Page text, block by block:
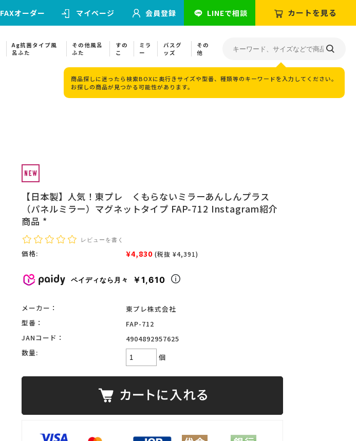
FAXオーダー マイページ 会員登録 LINEで相談 カートを見る
Ag抗菌タイプ風
呂ふた
その他風呂
ふた
すの
こ
ミラ
ー
バスグ
ッズ
その
他
商品探しに迷ったら検索BOXに奥行きサイズや型番、種類等のキーワードを入力してください。
お探しの商品が見つかる可能性があります。
【日本製】人気！東プレ くもらないミラーあんしんプラス
（パネルミラー）マグネットタイプ FAP-712 Instagram紹介
商品 *
レビューを書く
価格: ¥4,830 (税抜 ¥4,391)
ペイディなら月々 ￥1,610
メーカー：
東プレ株式会社
型番：
FAP-712
JANコード：
4904892957625
数量:
個